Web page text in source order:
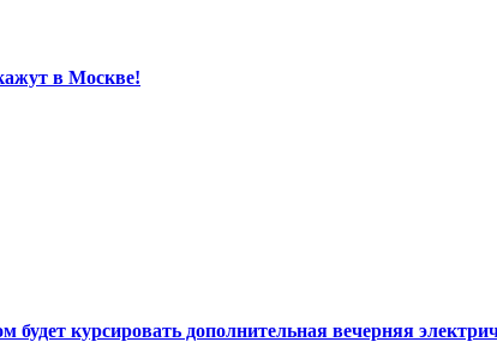
в Москве!
курсировать дополнительная вечерняя